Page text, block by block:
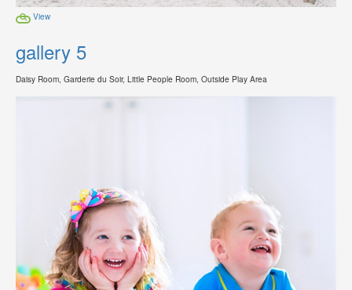
View
gallery 5
Daisy Room, Garderie du Soir, Little People Room, Outside Play Area